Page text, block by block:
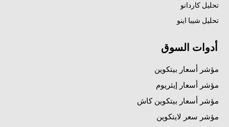
تحليل كاردانو
تحليل شيبا اينو
أدوات السوق
مؤشر أسعار بيتكوين
مؤشر أسعار إيثريوم
مؤشر أسعار بيتكوين كاش
مؤشر سعر لايتكوين